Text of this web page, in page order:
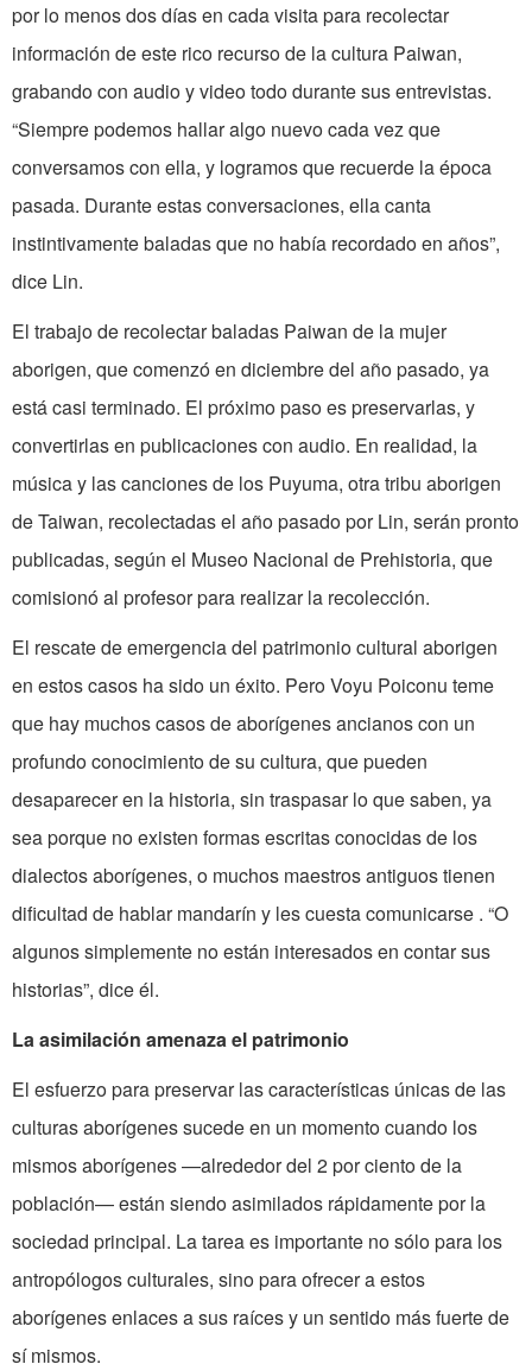
por lo menos dos días en cada visita para recolectar
información de este rico recurso de la cultura Paiwan,
grabando con audio y video todo durante sus entrevistas.
“Siempre podemos hallar algo nuevo cada vez que
conversamos con ella, y logramos que recuerde la época
pasada. Durante estas conversaciones, ella canta
instintivamente baladas que no había recordado en años”,
dice Lin.
El trabajo de recolectar baladas Paiwan de la mujer
aborigen, que comenzó en diciembre del año pasado, ya
está casi terminado. El próximo paso es preservarlas, y
convertirlas en publicaciones con audio. En realidad, la
música y las canciones de los Puyuma, otra tribu aborigen
de Taiwan, recolectadas el año pasado por Lin, serán pronto
publicadas, según el Museo Nacional de Prehistoria, que
comisionó al profesor para realizar la recolección.
El rescate de emergencia del patrimonio cultural aborigen
en estos casos ha sido un éxito. Pero Voyu Poiconu teme
que hay muchos casos de aborígenes ancianos con un
profundo conocimiento de su cultura, que pueden
desaparecer en la historia, sin traspasar lo que saben, ya
sea porque no existen formas escritas conocidas de los
dialectos aborígenes, o muchos maestros antiguos tienen
dificultad de hablar mandarín y les cuesta comunicarse . “O
algunos simplemente no están interesados en contar sus
historias”, dice él.
La asimilación amenaza el patrimonio
El esfuerzo para preservar las características únicas de las
culturas aborígenes sucede en un momento cuando los
mismos aborígenes —alrededor del 2 por ciento de la
población— están siendo asimilados rápidamente por la
sociedad principal. La tarea es importante no sólo para los
antropólogos culturales, sino para ofrecer a estos
aborígenes enlaces a sus raíces y un sentido más fuerte de
sí mismos.